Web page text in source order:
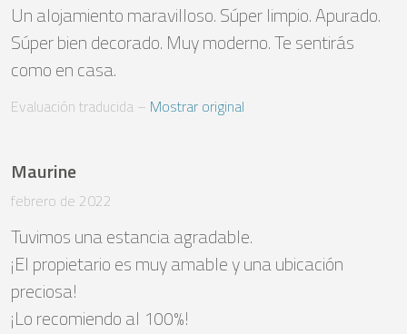
Un alojamiento maravilloso. Súper limpio. Apurado.
Súper bien decorado. Muy moderno. Te sentirás
como en casa.
Evaluación traducida – Mostrar original
Maurine
febrero de 2022
Tuvimos una estancia agradable.
¡El propietario es muy amable y una ubicación
preciosa!
¡Lo recomiendo al 100%!